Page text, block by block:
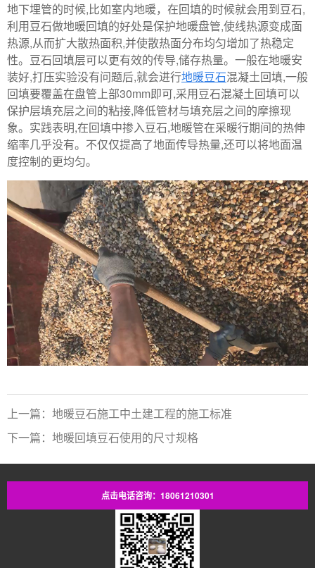
地下埋管的时候,比如室内地暖，在回填的时候就会用到豆石,
利用豆石做地暖回填的好处是保护地暖盘管,使线热源变成面
热源,从而扩大散热面积,并使散热面分布均匀增加了热稳定
性。豆石回填层可以更有效的传导,储存热量。一般在地暖安
装好,打压实验没有问题后,就会进行地暖豆石混凝土回填,一般
回填要覆盖在盘管上部30mm即可,采用豆石混凝土回填可以
保护层填充层之间的粘接,降低管材与填充层之间的摩擦现
象。实践表明,在回填中掺入豆石,地暖管在采暖行期间的热伸
缩率几乎没有。不仅仅提高了地面传导热量,还可以将地面温
度控制的更均匀。
上一篇：地暖豆石施工中土建工程的施工标准
下一篇：地暖回填豆石使用的尺寸规格
点击电话咨询：18061210301